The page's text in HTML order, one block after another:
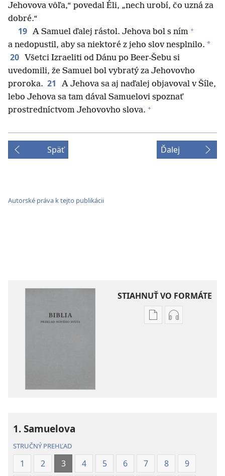
Jehovova vôľa,“ povedal Éli, „nech urobí, čo uzná za
dobré.“
19 A Samuel ďalej rástol. Jehova bol s ním +
a nedopustil, aby sa niektoré z jeho slov nesplnilo. *
20
Všetci Izraeliti od Dánu po Beer-Šebu si
uvedomili, že Samuel bol vybratý za Jehovovho
proroka. 21
A Jehova sa aj naďalej objavoval v Šíle,
lebo Jehova sa tam dával Samuelovi spoznať
prostredníctvom Jehovovho slova. +
Späť Ďalej
Autorské práva k tejto publikácii
STIAHNUŤ VO FORMÁTE
MožnostiMožnosti
1. Samuelova
STRUČNÝ PREHĽAD
1 2 3 4 5 6 7 8
9